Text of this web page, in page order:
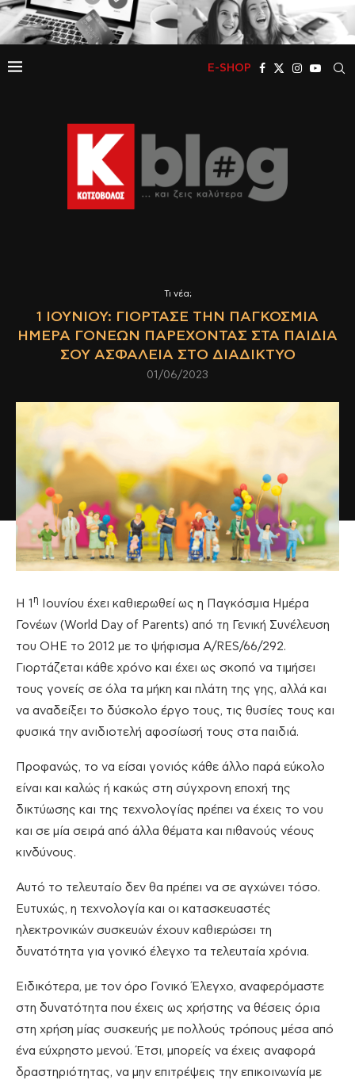
E-SHOP
Τι νέα;
1 ΙΟΥΝΊΟΥ: ΓΙΌΡΤΑΣΕ ΤΗΝ ΠΑΓΚΌΣΜΙΑ
ΗΜΈΡΑ ΓΟΝΈΩΝ ΠΑΡΈΧΟΝΤΑΣ ΣΤΑ ΠΑΙΔΙΆ
ΣΟΥ ΑΣΦΆΛΕΙΑ ΣΤΟ ΔΙΑΔΊΚΤΥΟ
01/06/2023
Η 1 η
Ιουνίου έχει καθιερωθεί ως η Παγκόσμια Ημέρα
Γονέων (World Day of Parents) από τη Γενική Συνέλευση
του ΟΗΕ το 2012 με το ψήφισμα A/RES/66/292.
Γιορτάζεται κάθε χρόνο και έχει ως σκοπό να τιμήσει
τους γονείς σε όλα τα μήκη και πλάτη της γης, αλλά και
να αναδείξει το δύσκολο έργο τους, τις θυσίες τους και
φυσικά την ανιδιοτελή αφοσίωσή τους στα παιδιά.
Προφανώς, το να είσαι γονιός κάθε άλλο παρά εύκολο
είναι και καλώς ή κακώς στη σύγχρονη εποχή της
δικτύωσης και της τεχνολογίας πρέπει να έχεις το νου
και σε μία σειρά από άλλα θέματα και πιθανούς νέους
κινδύνους.
Αυτό το τελευταίο δεν θα πρέπει να σε αγχώνει τόσο.
Ευτυχώς, η τεχνολογία και οι κατασκευαστές
ηλεκτρονικών συσκευών έχουν καθιερώσει τη
δυνατότητα για γονικό έλεγχο τα τελευταία χρόνια.
Ειδικότερα, με τον όρο Γονικό Έλεγχο, αναφερόμαστε
στη δυνατότητα που έχεις ως χρήστης να θέσεις όρια
στη χρήση μίας συσκευής με πολλούς τρόπους μέσα από
ένα εύχρηστο μενού. Έτσι, μπορείς να έχεις αναφορά
δραστηριότητας, να μην επιτρέψεις την επικοινωνία με